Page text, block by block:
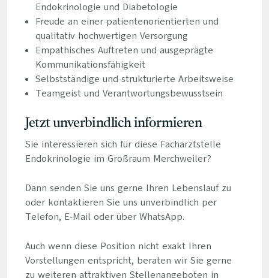
Endokrinologie und Diabetologie
Freude an einer patientenorientierten und
qualitativ hochwertigen Versorgung
Empathisches Auftreten und ausgeprägte
Kommunikationsfähigkeit
Selbstständige und strukturierte Arbeitsweise
Teamgeist und Verantwortungsbewusstsein
Jetzt unverbindlich informieren
Sie interessieren sich für diese Facharztstelle
Endokrinologie im Großraum Merchweiler?
Dann senden Sie uns gerne Ihren Lebenslauf zu
oder kontaktieren Sie uns unverbindlich per
Telefon, E-Mail oder über WhatsApp.
Auch wenn diese Position nicht exakt Ihren
Vorstellungen entspricht, beraten wir Sie gerne
zu weiteren attraktiven Stellenangeboten in